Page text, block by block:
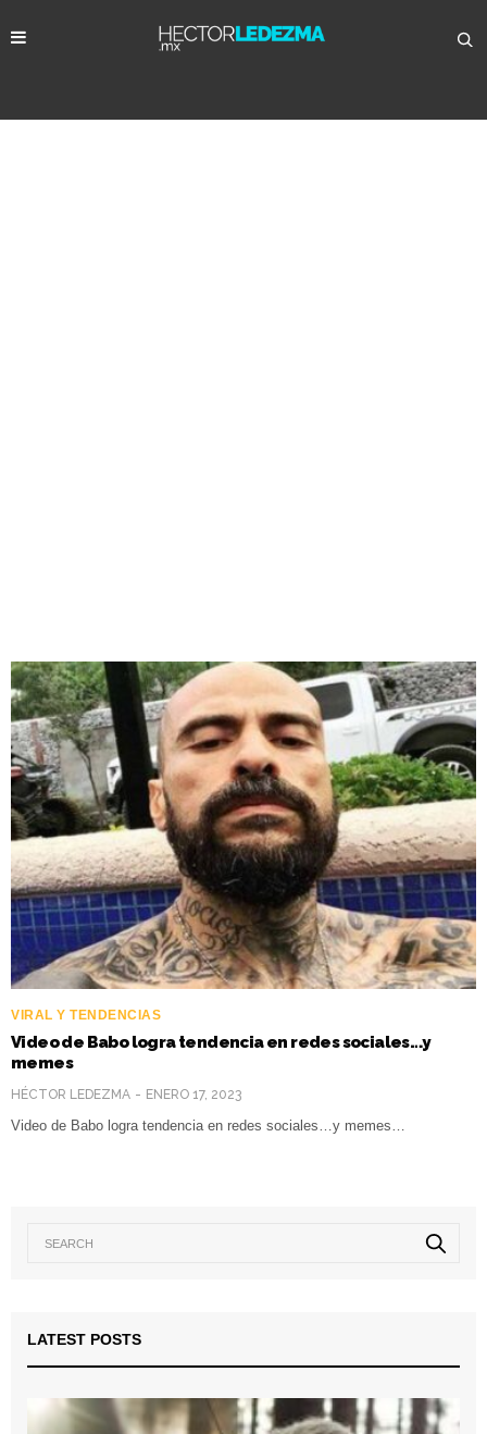
VIRAL Y TENDENCIAS
Video de Babo logra tendencia en redes sociales…y
memes
HÉCTOR LEDEZMA ENERO 17, 2023
Video de Babo logra tendencia en redes sociales…y memes…
LATEST POSTS